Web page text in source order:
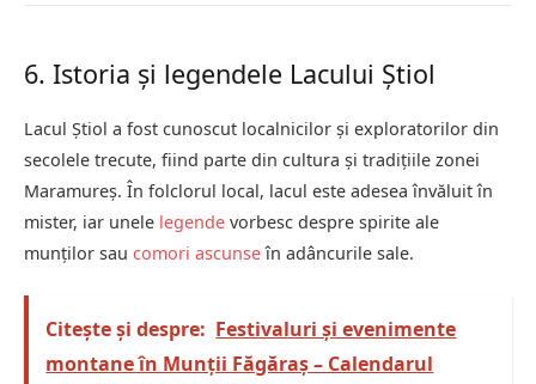
6. Istoria și legendele Lacului Știol
Lacul Știol a fost cunoscut localnicilor și exploratorilor din
secolele trecute, fiind parte din cultura și tradițiile zonei
Maramureș. În folclorul local, lacul este adesea învăluit în
mister, iar unele legende vorbesc despre spirite ale
munților sau comori ascunseîn adâncurile sale.
Citește și despre: Festivaluri și evenimente
montane în Munții Făgăraș – Calendarul